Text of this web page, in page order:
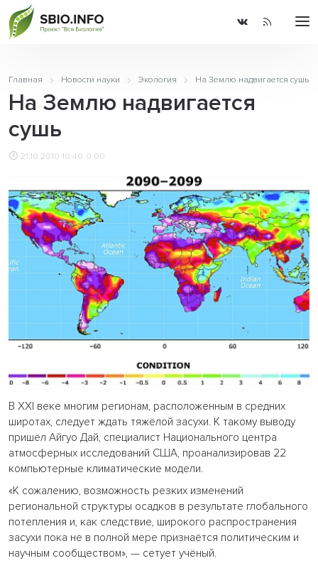
Главная Новости науки Экология На Землю надвигается сушь
На Землю надвигается
сушь
21.10.2010 10:40 0.00
В XXI веке многим регионам, расположенным в средних
широтах, следует ждать тяжёлой засухи. К такому выводу
пришёл Айгуо Дай, специалист Национального центра
атмосферных исследований США, проанализировав 22
компьютерные климатические модели.
«К сожалению, возможность резких изменений
региональной структуры осадков в результате глобального
потепления и, как следствие, широкого распространения
засухи пока не в полной мере признаётся политическим и
научным сообществом», — сетует учёный.